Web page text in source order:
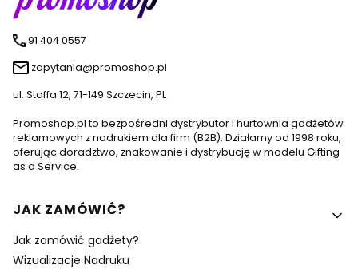
91 404 0557
zapytania@promoshop.pl
ul. Staffa 12, 71-149 Szczecin, PL
Promoshop.pl to bezpośredni dystrybutor i hurtownia gadżetów
reklamowych z nadrukiem dla firm (B2B). Działamy od 1998 roku,
oferując doradztwo, znakowanie i dystrybucję w modelu Gifting
as a Service.
Linki w stopce
JAK ZAMÓWIĆ?
Jak zamówić gadżety?
Wizualizacje Nadruku